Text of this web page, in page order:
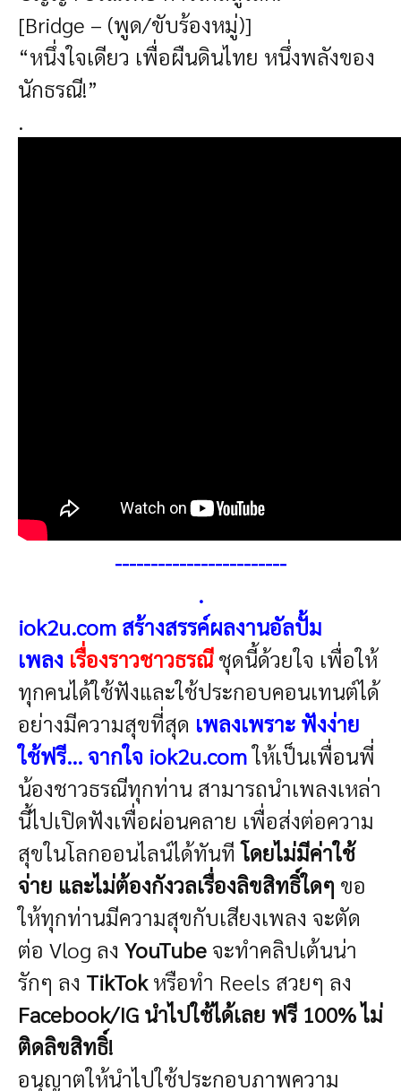
[Bridge – (พูด/ขับร้องหมู่)]
“หนึ่งใจเดียว เพื่อผืนดินไทย หนึ่งพลังของ
นักธรณี!”
.
------------------------
.
iok2u.com สร้างสรรค์ผลงานอัลปั้ม
เพลง เรื่องราวชาวธรณี ชุดนี้ด้วยใจ เพื่อให้
ทุกคนได้ใช้ฟังและใช้ประกอบคอนเทนต์ได้
อย่างมีความสุขที่สุด เพลงเพราะ ฟังง่าย
ใช้ฟรี... จากใจ iok2u.comให้เป็นเพื่อนพี่
น้องชาวธรณีทุกท่าน สามารถนำเพลงเหล่า
นี้ไปเปิดฟังเพื่อผ่อนคลาย เพื่อส่งต่อความ
สุขในโลกออนไลน์ได้ทันทีโดยไม่มีค่าใช้
จ่าย และไม่ต้องกังวลเรื่องลิขสิทธิ์ใดๆ ขอ
ให้ทุกท่านมีความสุขกับเสียงเพลง จะตัด
ต่อ Vlog ลง YouTubeจะทำคลิปเต้นน่า
รักๆ ลง TikTokหรือทำ Reels สวยๆ ลง
Facebook/IG นำไปใช้ได้เลย ฟรี 100% ไม่
ติดลิขสิทธิ์!
อนุญาตให้นำไปใช้ประกอบภาพความ